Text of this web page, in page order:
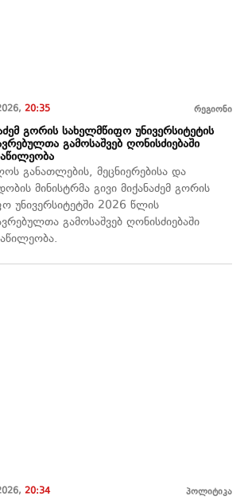
20:35 რეგიონი
გორის სახელმწიფო უნივერსიტეტის
გამოსაშვებ ღონისძიებაში
განათლების, მეცნიერებისა და
მინისტრმა გივი მიქანაძემ გორის
უნივერსიტეტში 2026 წლის
გამოსაშვებ ღონისძიებაში
20:34 პოლიტიკა